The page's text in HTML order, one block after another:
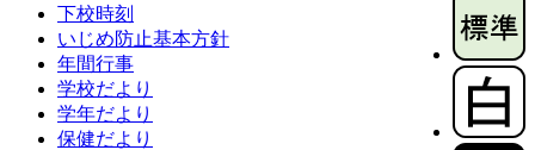
下校時刻
いじめ防止基本方針
年間行事
学校だより
学年だより
保健だより